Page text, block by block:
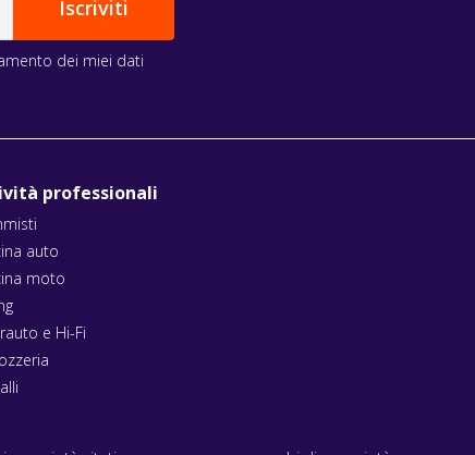
dei miei dati
professionali
auto
moto
e Hi-Fi